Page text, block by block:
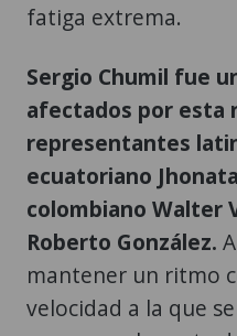
fatiga extrema.
Sergio Chumil fue
afectados por esta
representantes
ecuatoriano
colombiano Walter
Roberto González.
mantener un ritmo
velocidad a la que